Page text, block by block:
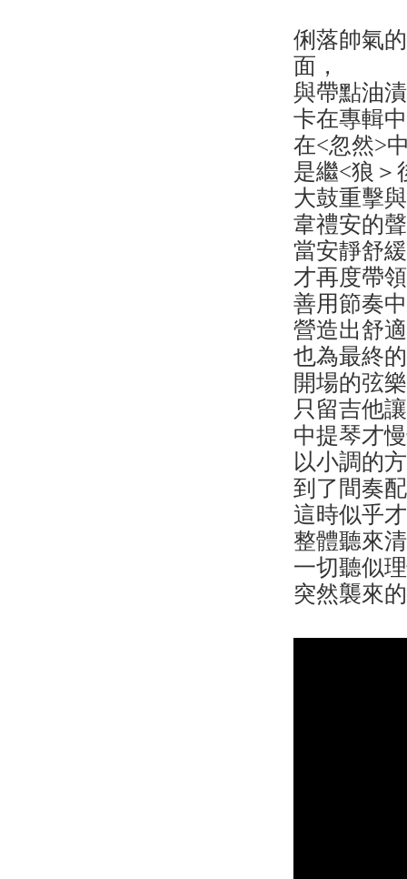
俐落帥氣
面，
與帶點油
卡在專輯
在<忽然>
是繼<狼＞
大鼓重擊
韋禮安的
當安靜舒
才再度帶
善用節奏
營造出舒
也為最終
開場的弦
只留吉他
中提琴才
以小調的
到了間奏
這時似乎
整體聽來
一切聽似
突然襲來